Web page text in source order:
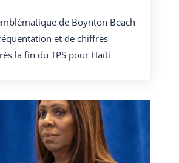
de Boynton Beach
et de chiffres
la fin du TPS pour Haïti